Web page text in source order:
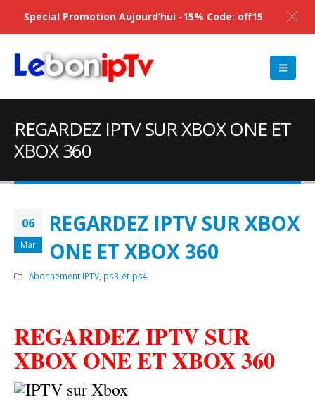
REGARDEZ IPTV SUR XBOX ONE ET
XBOX 360
06
Mar
REGARDEZ IPTV SUR XBOX
ONE ET XBOX 360
Abonnement IPTV, ps3-et-ps4
REGARDEZ IPTV SUR
XBOX ONE ET XBOX 360
Special Promotion Aujourd’hui -15% Code: off15